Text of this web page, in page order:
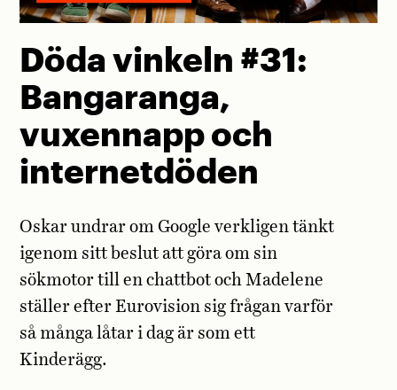
Döda vinkeln #31:
Bangaranga,
vuxennapp och
internetdöden
Oskar undrar om Google verkligen tänkt
igenom sitt beslut att göra om sin
sökmotor till en chattbot och Madelene
ställer efter Eurovision sig frågan varför
så många låtar i dag är som ett
Kinderägg.